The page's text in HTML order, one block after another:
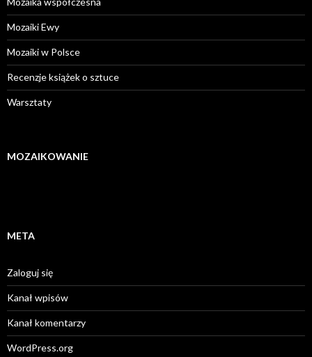
Mozaiki Ewy
Mozaiki w Polsce
Recenzje książek o sztuce
Warsztaty
MOZAIKOWANIE
META
Zaloguj się
Kanał wpisów
Kanał komentarzy
WordPress.org